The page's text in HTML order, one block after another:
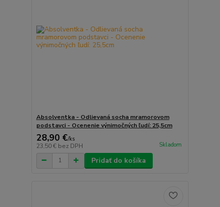
Absolventka - Odlievaná socha mramorovom
podstavci - Ocenenie výnimočných ľudí: 25,5cm
28,90 €/ks
23,50 € bez DPH Skladom
Pridať do košíka